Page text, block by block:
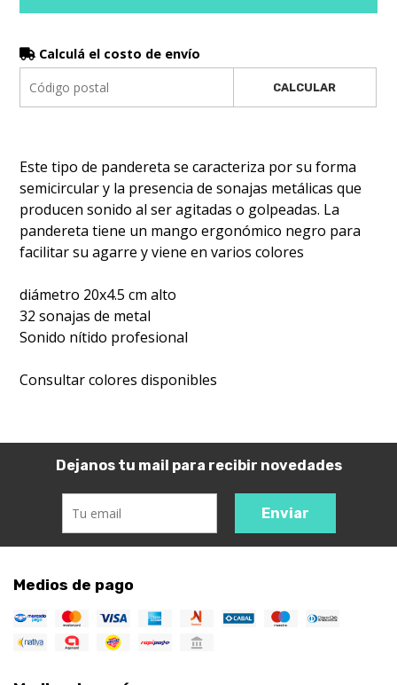
Calculá el costo de envío
CALCULAR
Este tipo de pandereta se caracteriza por su forma
semicircular y la presencia de sonajas metálicas que
producen sonido al ser agitadas o golpeadas. La
pandereta tiene un mango ergonómico negro para
facilitar su agarre y viene en varios colores
diámetro 20x4.5 cm alto
32 sonajas de metal
Sonido nítido profesional
Consultar colores disponibles
Dejanos tu mail para recibir novedades
Enviar
Medios de pago